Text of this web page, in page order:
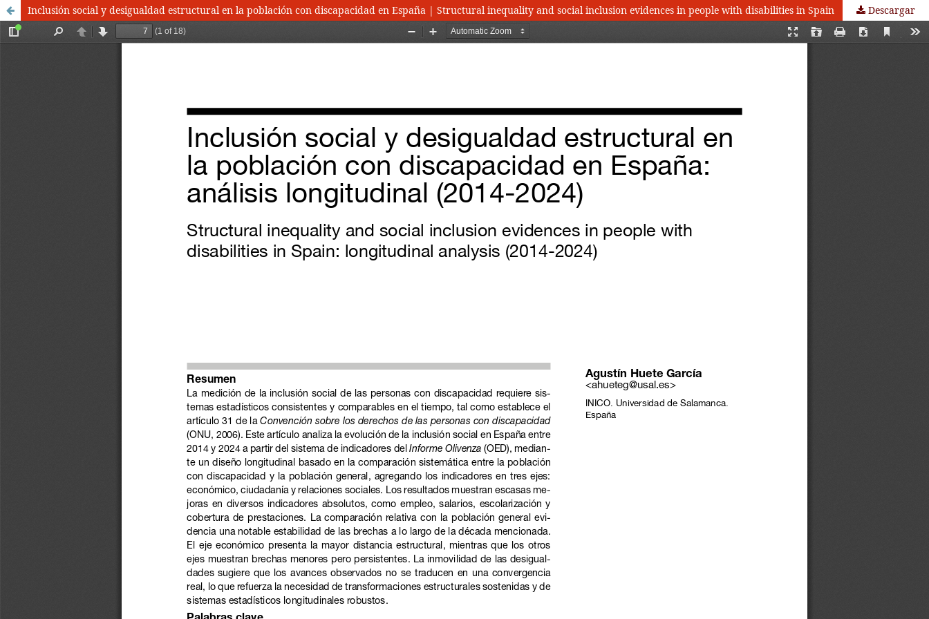
Inclusión social y desigualdad estructural en la población con discapacidad en España | Structural inequality and social inclusion evidences in people with disabilities in Spain Descargar